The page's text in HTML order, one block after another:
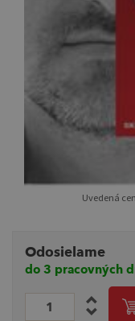
Uvedená
Odosielame
do 3 pracovných